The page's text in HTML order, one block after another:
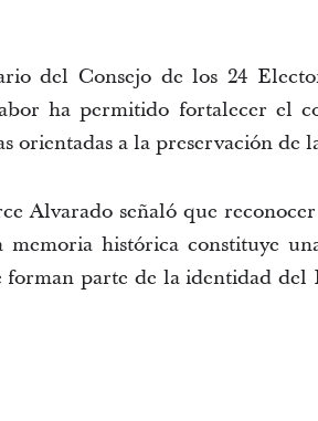
del Consejo de los 24
ha permitido fortalecer el
orientadas a la preservación de
Alvarado señaló que
histórica constituye
forman parte de la identidad del